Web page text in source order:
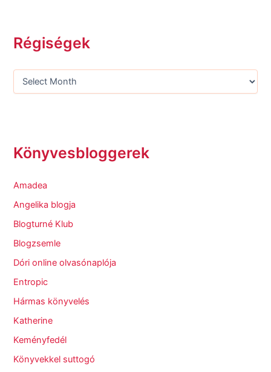
Régiségek
Könyvesbloggerek
Amadea
Angelika blogja
Blogturné Klub
Blogzsemle
Dóri online olvasónaplója
Entropic
Hármas könyvelés
Katherine
Keményfedél
Könyvekkel suttogó